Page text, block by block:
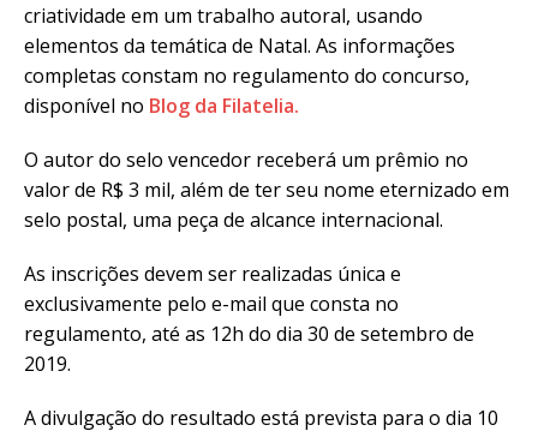
criatividade em um trabalho autoral, usando
elementos da temática de Natal. As informações
completas constam no regulamento do concurso,
disponível no Blog da Filatelia.
O autor do selo vencedor receberá um prêmio no
valor de R$ 3 mil, além de ter seu nome eternizado em
selo postal, uma peça de alcance internacional.
As inscrições devem ser realizadas única e
exclusivamente pelo e-mail que consta no
regulamento, até as 12h do dia 30 de setembro de
2019.
A divulgação do resultado está prevista para o dia 10